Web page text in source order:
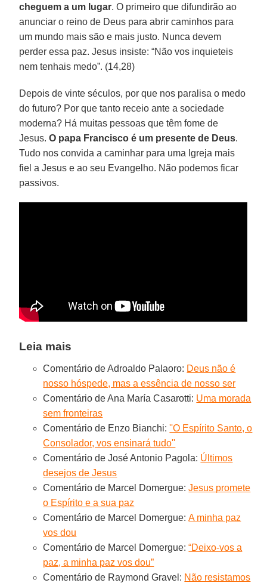
cheguem a um lugar. O primeiro que difundirão ao
anunciar o reino de Deus para abrir caminhos para
um mundo mais são e mais justo. Nunca devem
perder essa paz. Jesus insiste: “Não vos inquieteis
nem tenhais medo”. (14,28)
Depois de vinte séculos, por que nos paralisa o medo
do futuro? Por que tanto receio ante a sociedade
moderna? Há muitas pessoas que têm fome de
Jesus.O papa Francisco é um presente de Deus.
Tudo nos convida a caminhar para uma Igreja mais
fiel a Jesus e ao seu Evangelho. Não podemos ficar
passivos.
Leia mais
Comentário de Adroaldo Palaoro: Deus não é
nosso hóspede, mas a essência de nosso ser
Comentário de Ana María Casarotti: Uma morada
sem fronteiras
Comentário de Enzo Bianchi:''O Espírito Santo, o
Consolador, vos ensinará tudo''
Comentário de José Antonio Pagola: Últimos
desejos de Jesus
Comentário de Marcel Domergue:Jesus promete
o Espírito e a sua paz
Comentário de Marcel Domergue:A minha paz
vos dou
Comentário de Marcel Domergue:“Deixo-vos a
paz, a minha paz vos dou”
Comentário de Raymond Gravel: Não resistamos